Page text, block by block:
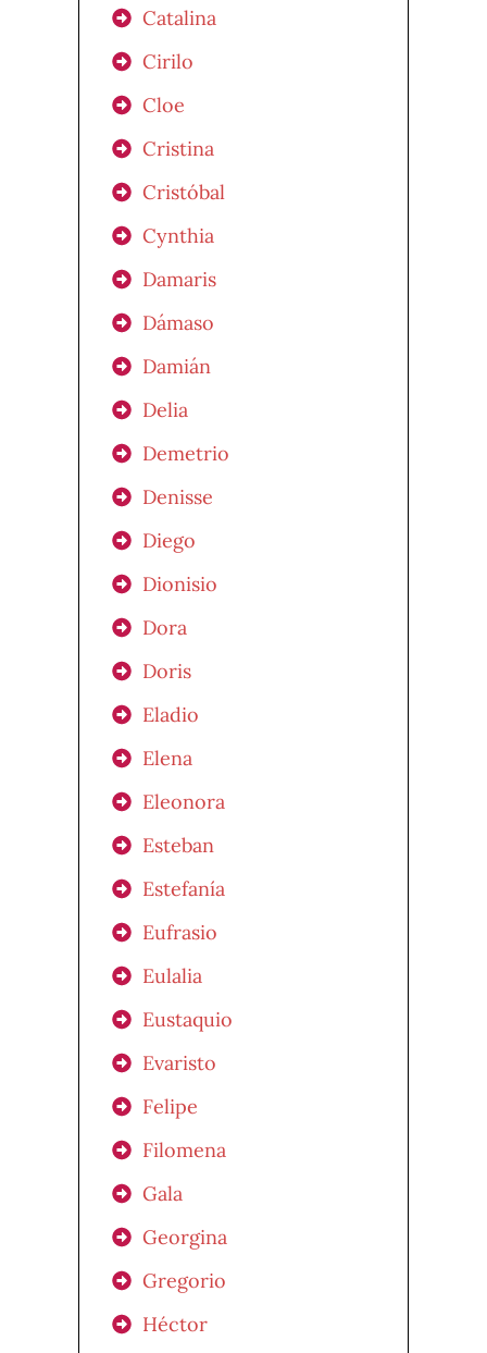
Catalina
Cirilo
Cloe
Cristina
Cristóbal
Cynthia
Damaris
Dámaso
Damián
Delia
Demetrio
Denisse
Diego
Dionisio
Dora
Doris
Eladio
Elena
Eleonora
Esteban
Estefanía
Eufrasio
Eulalia
Eustaquio
Evaristo
Felipe
Filomena
Gala
Georgina
Gregorio
Héctor